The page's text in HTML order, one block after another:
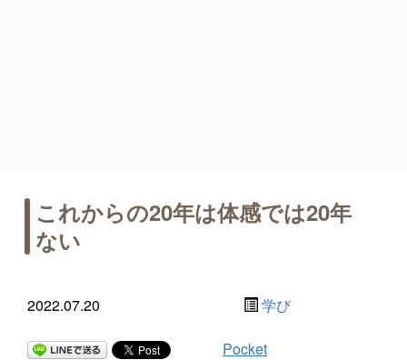
これからの20年は体感では20年
ない
2022.07.20 学び
Pocket